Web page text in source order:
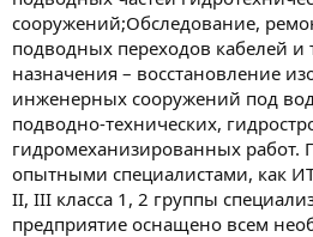
сооружений;Обследование,
подводных переходов кабелей
назначения – восстановление
инженерных сооружений под
подводно-технических,
гидромеханизированных работ.
опытными специалистами, как
II, III класса 1, 2 группы
предприятие оснащено всем